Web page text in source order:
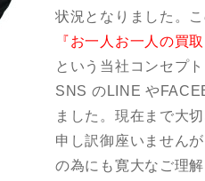
状況となりました。
『お一人お一人の買
という当社コンセプ
SNS のLINE や
ました。現在まで大
申し訳御座いません
の為にも寛大なご理